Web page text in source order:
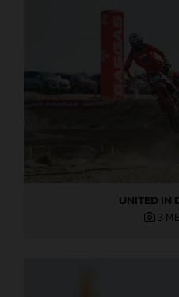
UNITED IN
3